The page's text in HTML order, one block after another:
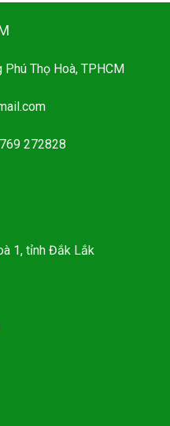
Phú Thọ Hoà, TPHCM
272828
1, tỉnh Đắk Lắk